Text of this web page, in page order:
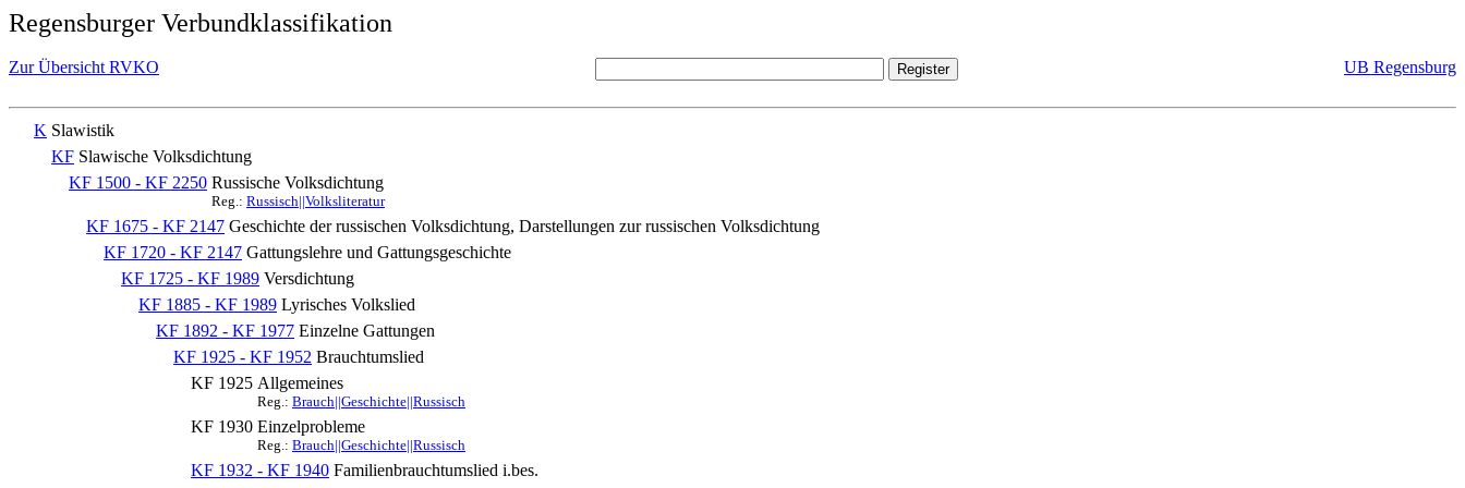
Regensburger Verbundklassifikation
Zur Übersicht RVKO UB Regensburg
K Slawistik
KF Slawische Volksdichtung
KF 1500 - KF 2250 Russische Volksdichtung
Reg.: Russisch||Volksliteratur
KF 1675 - KF 2147 Geschichte der russischen Volksdichtung, Darstellungen zur russischen Volksdichtung
KF 1720 - KF 2147 Gattungslehre und Gattungsgeschichte
KF 1725 - KF 1989 Versdichtung
KF 1885 - KF 1989 Lyrisches Volkslied
KF 1892 - KF 1977 Einzelne Gattungen
KF 1925 - KF 1952 Brauchtumslied
KF 1925 Allgemeines
Reg.: Brauch||Geschichte||Russisch
KF 1930 Einzelprobleme
Reg.: Brauch||Geschichte||Russisch
KF 1932 - KF 1940 Familienbrauchtumslied i.bes.